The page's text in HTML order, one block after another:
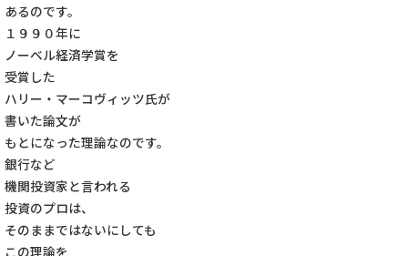
あるのです。
１９９０年に
ノーベル経済学賞を
受賞した
ハリー・マーコヴィッツ氏が
書いた論文が
もとになった理論なのです。
銀行など
機関投資家と言われる
投資のプロは、
そのままではないにしても
この理論を